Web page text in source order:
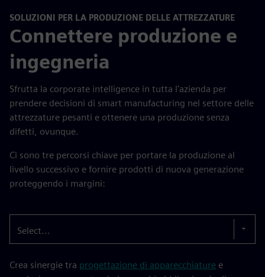
SOLUZIONI PER LA PRODUZIONE DELLE ATTREZZATURE
Connettere produzione e
ingegneria
Sfrutta la corporate intelligence in tutta l'azienda per
prendere decisioni di smart manufacturing nel settore delle
attrezzature pesanti e ottenere una produzione senza
difetti, ovunque.
Ci sono tre percorsi chiave per portare la produzione al
livello successivo e fornire prodotti di nuova generazione
proteggendo i margini:
Select...
Crea sinergie tra progettazione di apparecchiature e